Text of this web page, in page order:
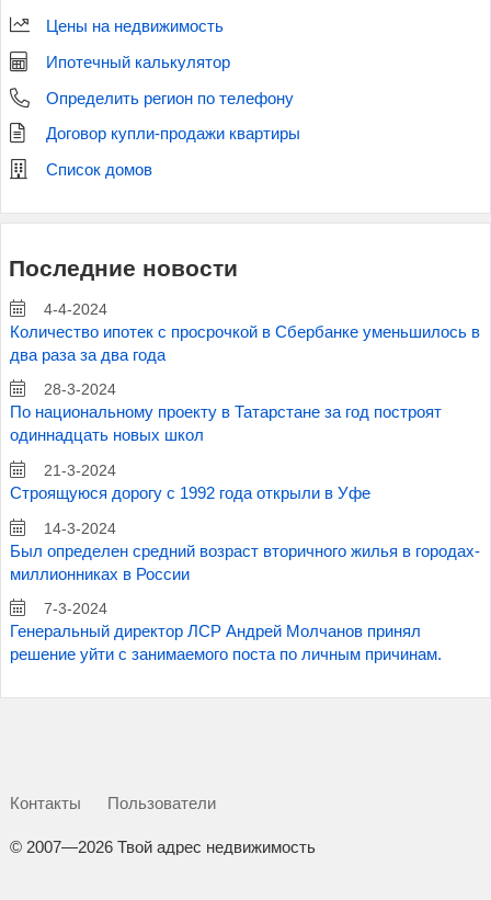
Цены на недвижимость
Ипотечный калькулятор
Определить регион по телефону
Договор купли-продажи квартиры
Список домов
Последние новости
4-4-2024
Количество ипотек с просрочкой в Сбербанке уменьшилось в
два раза за два года
28-3-2024
По национальному проекту в Татарстане за год построят
одиннадцать новых школ
21-3-2024
Строящуюся дорогу с 1992 года открыли в Уфе
14-3-2024
Был определен средний возраст вторичного жилья в городах-
миллионниках в России
7-3-2024
Генеральный директор ЛСР Андрей Молчанов принял
решение уйти с занимаемого поста по личным причинам.
Контакты Пользователи
© 2007—2026 Твой адрес недвижимость